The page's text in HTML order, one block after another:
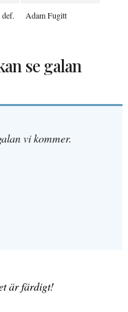
def. Adam Fugitt
se galan
vi kommer.
är färdigt!